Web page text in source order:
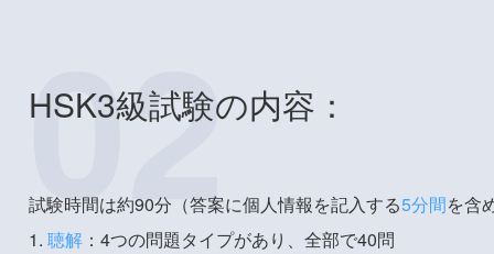
02
HSK3級試験の内容：
試験時間は約90分（答案に個人情報を記入する5分間を含
1. 聴解 ：4つの問題タイプがあり、全部で40問